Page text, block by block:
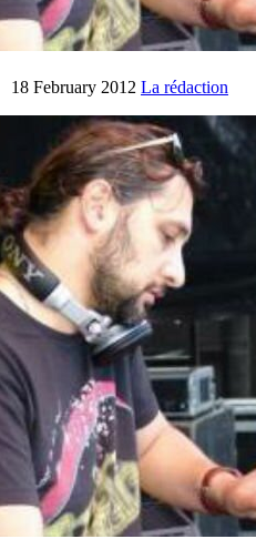
18 February 2012 La rédaction